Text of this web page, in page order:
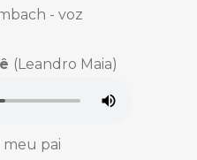
- voz
(Leandro Maia)
pai